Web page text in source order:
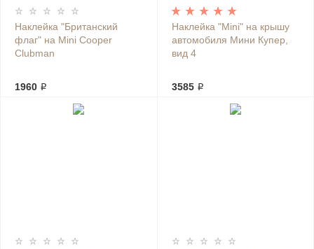
Наклейка "Британский
флаг" на Mini Cooper
Clubman
1960 ₽
Наклейка "Mini" на крышу
автомобиля Мини Купер,
вид 4
3585 ₽